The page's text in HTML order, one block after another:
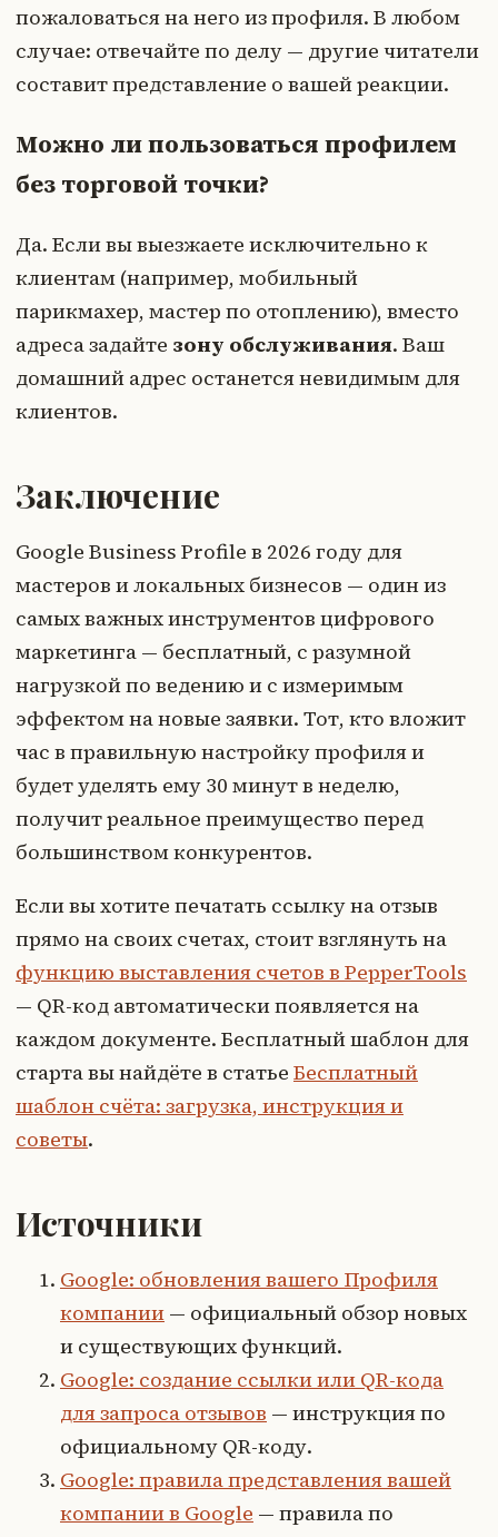
пожаловаться на него из профиля. В любом
случае: отвечайте по делу — другие читатели
составит представление о вашей реакции.
Можно ли пользоваться профилем
без торговой точки?
Да. Если вы выезжаете исключительно к
клиентам (например, мобильный
парикмахер, мастер по отоплению), вместо
адреса задайте зону обслуживания. Ваш
домашний адрес останется невидимым для
клиентов.
Заключение
Google Business Profile в 2026 году для
мастеров и локальных бизнесов — один из
самых важных инструментов цифрового
маркетинга — бесплатный, с разумной
нагрузкой по ведению и с измеримым
эффектом на новые заявки. Тот, кто вложит
час в правильную настройку профиля и
будет уделять ему 30 минут в неделю,
получит реальное преимущество перед
большинством конкурентов.
Если вы хотите печатать ссылку на отзыв
прямо на своих счетах, стоит взглянуть на
функцию выставления счетов в PepperTools
— QR-код автоматически появляется на
каждом документе. Бесплатный шаблон для
старта вы найдёте в статье Бесплатный
шаблон счёта: загрузка, инструкция и
советы.
Источники
Google: обновления вашего Профиля
компании — официальный обзор новых
и существующих функций.
Google: создание ссылки или QR-кода
для запроса отзывов — инструкция по
официальному QR-коду.
Google: правила представления вашей
компании в Google — правила по